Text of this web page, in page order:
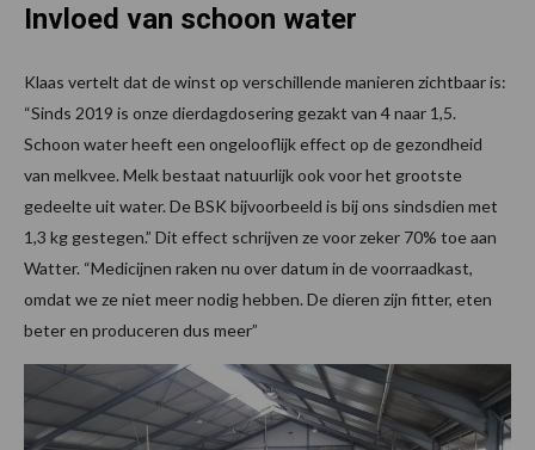
Invloed van schoon water
Klaas vertelt dat de winst op verschillende manieren zichtbaar is:
“Sinds 2019 is onze dierdagdosering gezakt van 4 naar 1,5.
Schoon water heeft een ongelooflijk effect op de gezondheid
van melkvee. Melk bestaat natuurlijk ook voor het grootste
gedeelte uit water. De BSK bijvoorbeeld is bij ons sindsdien met
1,3 kg gestegen.” Dit effect schrijven ze voor zeker 70% toe aan
Watter. “Medicijnen raken nu over datum in de voorraadkast,
omdat we ze niet meer nodig hebben. De dieren zijn fitter, eten
beter en produceren dus meer”